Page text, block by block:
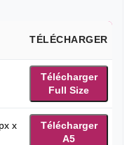
TÉLÉCHARGER
Télécharger
Full Size
x
Télécharger
A5